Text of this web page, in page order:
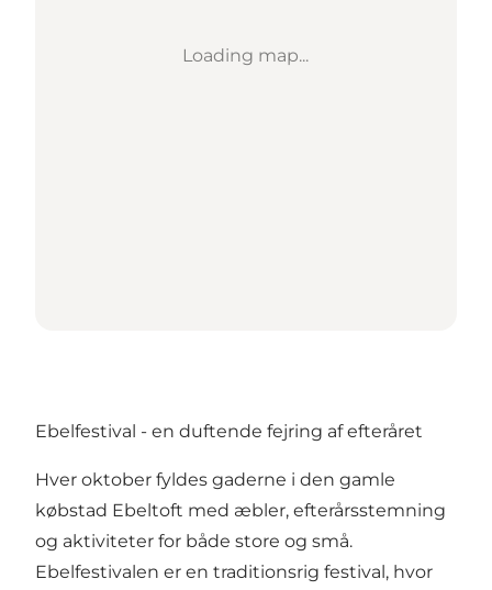
Loading map...
Ebelfestival - en duftende fejring af efteråret
Hver oktober fyldes gaderne i den gamle
købstad Ebeltoft med æbler, efterårsstemning
og aktiviteter for både store og små.
Ebelfestivalen er en traditionsrig festival, hvor